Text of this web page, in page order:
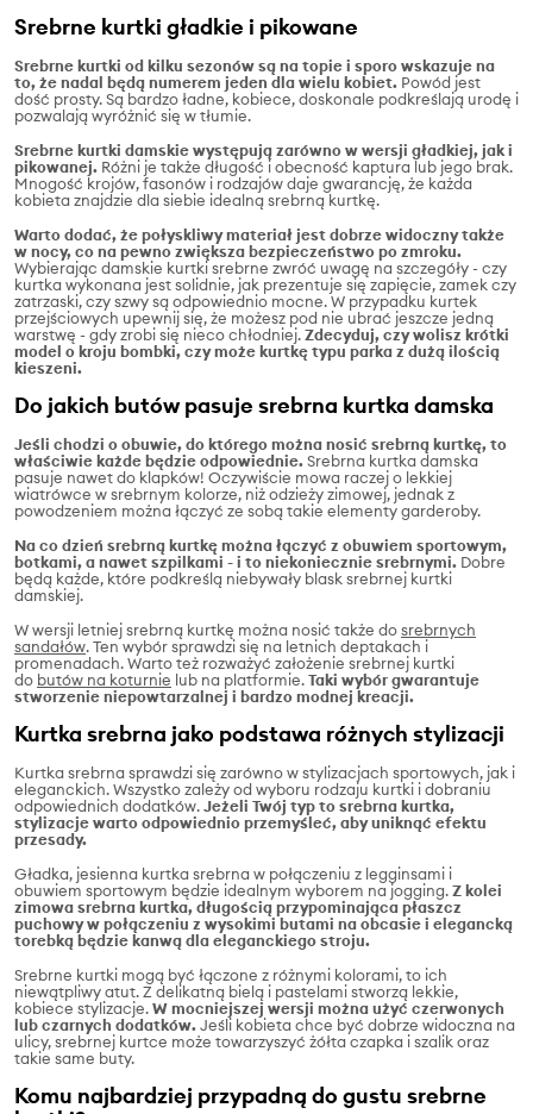
Srebrne kurtki gładkie i pikowane
Srebrne kurtki od kilku sezonów są na topie i sporo wskazuje na
to, że nadal będą numerem jeden dla wielu kobiet. Powód jest
dość prosty. Są bardzo ładne, kobiece, doskonale podkreślają urodę i
pozwalają wyróżnić się w tłumie.
Srebrne kurtki damskie występują zarówno w wersji gładkiej, jak i
pikowanej. Różni je także długość i obecność kaptura lub jego brak.
Mnogość krojów, fasonów i rodzajów daje gwarancję, że każda
kobieta znajdzie dla siebie idealną srebrną kurtkę.
Warto dodać, że połyskliwy materiał jest dobrze widoczny także
w nocy, co na pewno zwiększa bezpieczeństwo po zmroku.
Wybierając damskie kurtki srebrne zwróć uwagę na szczegóły - czy
kurtka wykonana jest solidnie, jak prezentuje się zapięcie, zamek czy
zatrzaski, czy szwy są odpowiednio mocne. W przypadku kurtek
przejściowych upewnij się, że możesz pod nie ubrać jeszcze jedną
warstwę - gdy zrobi się nieco chłodniej.Zdecyduj, czy wolisz krótki
model o kroju bombki, czy może kurtkę typu parka z dużą ilością
kieszeni.
Do jakich butów pasuje srebrna kurtka damska
Jeśli chodzi o obuwie, do którego można nosić srebrną kurtkę, to
właściwie każde będzie odpowiednie.Srebrna kurtka damska
pasuje nawet do klapków! Oczywiście mowa raczej o lekkiej
wiatrówce w srebrnym kolorze, niż odzieży zimowej, jednak z
powodzeniem można łączyć ze sobą takie elementy garderoby.
Na co dzień srebrną kurtkę można łączyć z obuwiem sportowym,
botkami, a nawet szpilkami - i to niekoniecznie srebrnymi. Dobre
będą każde, które podkreślą niebywały blask srebrnej kurtki
damskiej.
W wersji letniej srebrną kurtkę można nosić także dosrebrnych
sandałów. Ten wybór sprawdzi się na letnich deptakach i
promenadach. Warto też rozważyć założenie srebrnej kurtki
do butów na koturnie lub na platformie.Taki wybór gwarantuje
stworzenie niepowtarzalnej i bardzo modnej kreacji.
Kurtka srebrna jako podstawa różnych stylizacji
Kurtka srebrna sprawdzi się zarówno w stylizacjach sportowych, jak i
eleganckich. Wszystko zależy od wyboru rodzaju kurtki i dobraniu
odpowiednich dodatków.Jeżeli Twój typ to srebrna kurtka,
stylizacje warto odpowiednio przemyśleć, aby uniknąć efektu
przesady.
Gładka, jesienna kurtka srebrna w połączeniu z legginsami i
obuwiem sportowym będzie idealnym wyborem na jogging.Z kolei
zimowa srebrna kurtka, długością przypominająca płaszcz
puchowy w połączeniu z wysokimi butami na obcasie i elegancką
torebką będzie kanwą dla eleganckiego stroju.
Srebrne kurtki mogą być łączone z różnymi kolorami, to ich
niewątpliwy atut. Z delikatną bielą i pastelami stworzą lekkie,
kobiece stylizacje.W mocniejszej wersji można użyć czerwonych
lub czarnych dodatków.Jeśli kobieta chce być dobrze widoczna na
ulicy, srebrnej kurtce może towarzyszyć żółta czapka i szalik oraz
takie same buty.
Komu najbardziej przypadną do gustu srebrne